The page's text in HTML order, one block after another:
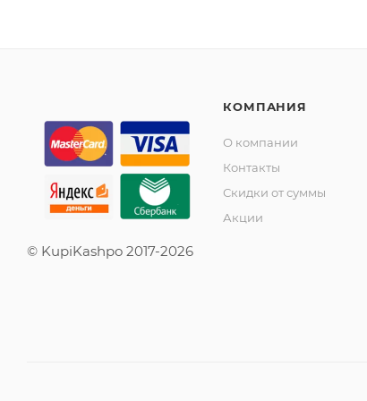
© KupiKashpo 2017-2026
КОМПАНИЯ
О компании
Контакты
Скидки от суммы
Акции